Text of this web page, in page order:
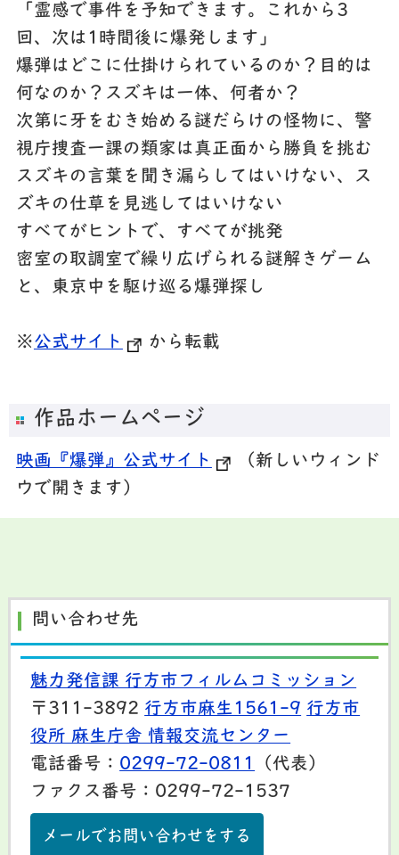
「霊感で事件を予知できます。これから3
回、次は1時間後に爆発します」
爆弾はどこに仕掛けられているのか？目的は
何なのか？スズキは一体、何者か？
次第に牙をむき始める謎だらけの怪物に、警
視庁捜査一課の類家は真正面から勝負を挑む
スズキの言葉を聞き漏らしてはいけない、ス
ズキの仕草を見逃してはいけない
すべてがヒントで、すべてが挑発
密室の取調室で繰り広げられる謎解きゲーム
と、東京中を駆け巡る爆弾探し
※公式サイト から転載
作品ホームページ
映画『爆弾』公式サイト
（新しいウィンド
ウで開きます）
問い合わせ先
魅力発信課 行方市フィルムコミッション
〒311-3892 行方市麻生1561-9 行方市
役所 麻生庁舎 情報交流センター
電話番号： 0299-72-0811
（代表）
ファクス番号：0299-72-1537
メールでお問い合わせをする